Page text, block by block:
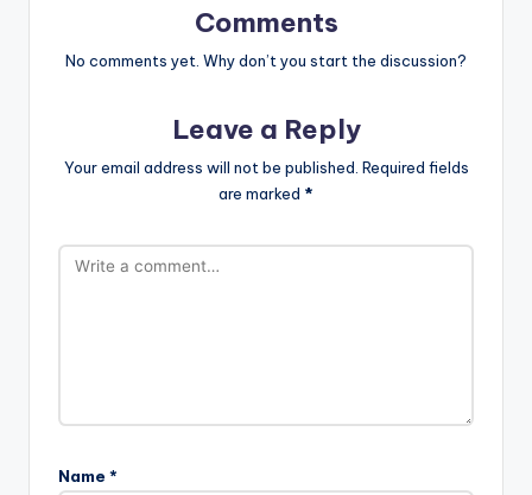
Comments
No comments yet. Why don’t you start the discussion?
Leave a Reply
Your email address will not be published. Required fields
are marked *
Name *